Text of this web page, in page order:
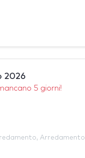
2026
5 giorni!
, Arredamento